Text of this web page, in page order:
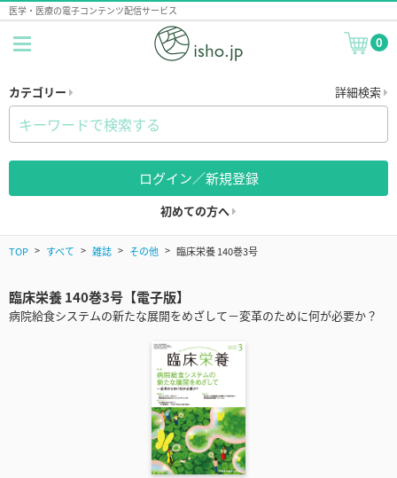
医学・医療の電子コンテンツ配信サービス
0
カテゴリー 詳細検索
ログイン／新規登録
初めての方へ
TOP すべて 雑誌 その他 臨床栄養 140巻3号
臨床栄養 140巻3号【電子版】
病院給食システムの新たな展開をめざして－変革のために何が必要か？